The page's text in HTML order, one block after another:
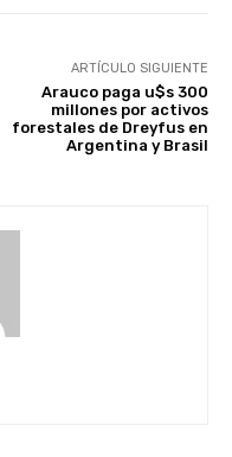
ARTÍCULO SIGUIENTE
Arauco paga u$s 300
millones por activos
forestales de Dreyfus en
Argentina y Brasil